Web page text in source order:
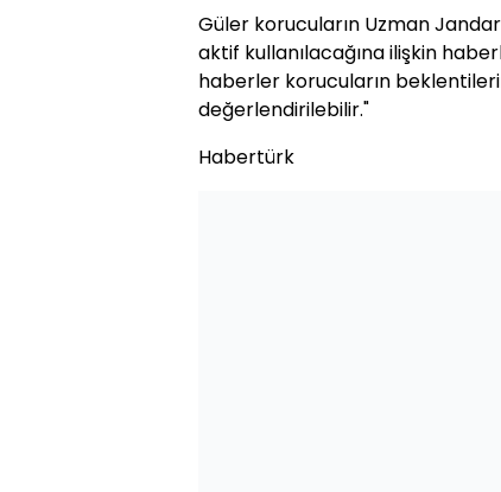
Güler korucuların Uzman
aktif kullanılacağına ilişkin
haberler korucuların
değerlendirilebilir."
Habertürk